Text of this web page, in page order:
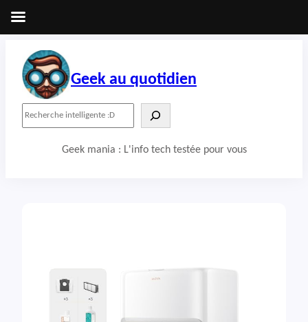
contenu
Geek au quotidien
Geek mania : L'info tech testée pour vous